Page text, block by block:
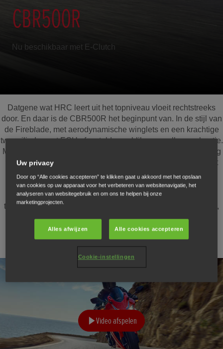
CBR500R
Nu beschikbaar met E-Clutch
Datgene wat HRC leert uit het topniveau vloeit rechtstreeks
door. En daar is de CBR500R het beginpunt van. In de stijl van
de Fireblade, met aerodynamische winglets en een krachtige
tweecilinder met ECU afgesteld voor bliksemsnelle acceleratie.
Met de E-Clutch kan je soepel schakelen zonder de koppeling
te gebruiken voor extra performantie. Het chassis is uitgerust
met USD-voorvorkpoten van Showa en dubbele radiaal
gemonteerde remklauwen. Een TFT-scherm met volledige
connectiviteit en HSTC-gripcontrole voegt een extra snufje
technologie toe. Op en top rijplezier gegarandeerd in de stad,
op het platteland en op het circuit.
Video afspelen
Uw privacy
Door op “Alle cookies accepteren” te klikken gaat u akkoord met het opslaan
van cookies op uw apparaat voor het verbeteren van websitenavigatie, het
analyseren van websitegebruik en om ons te helpen bij onze
marketingprojecten.
Alles afwijzen Alle cookies accepteren
Cookie-instellingen